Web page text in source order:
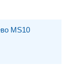
MS10